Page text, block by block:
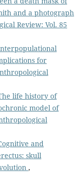
and a photograph
Review: Vol. 85
for
life history of
model of
and
skull
,